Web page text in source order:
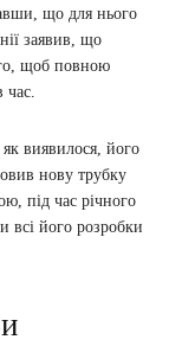
що для нього
заявив, що
щоб повною
час.
як виявилося, його
нову трубку
під час річного
всі його розробки